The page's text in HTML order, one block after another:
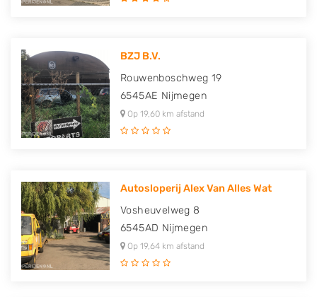
BZJ B.V.
Rouwenboschweg 19
6545AE Nijmegen
Op 19,60 km afstand
Autosloperij Alex Van Alles Wat
Vosheuvelweg 8
6545AD Nijmegen
Op 19,64 km afstand